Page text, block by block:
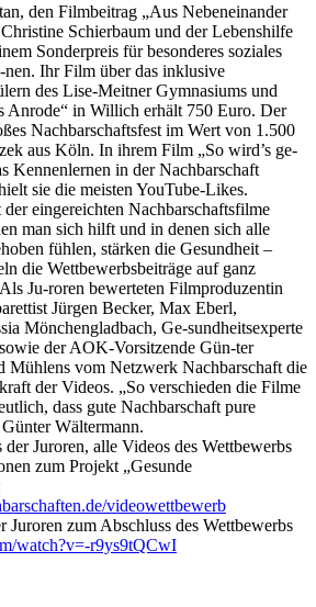
den Filmbeitrag „Aus Nebeneinander
Schierbaum und der Lebenshilfe
Sonderpreis für besonderes soziales
nen. Ihr Film über das inklusive
des Lise-Meitner Gymnasiums und
Anrode“ in Willich erhält 750 Euro. Der
Nachbarschaftsfest im Wert von 1.500
aus Köln. In ihrem Film „So wird’s ge-
Kennenlernen in der Nachbarschaft
sie die meisten YouTube-Likes.
eingereichten Nachbarschaftsfilme
man sich hilft und in denen sich alle
fühlen, stärken die Gesundheit –
die Wettbewerbsbeiträge auf ganz
Ju-roren bewerteten Filmproduzentin
Jürgen Becker, Max Eberl,
Mönchengladbach, Ge-sundheitsexperte
der AOK-Vorsitzende Gün-ter
Mühlens vom Netzwerk Nachbarschaft die
der Videos. „So verschieden die Filme
dass gute Nachbarschaft pure
Wältermann.
Juroren, alle Videos des Wettbewerbs
zum Projekt „Gesunde
videowettbewerb
Juroren zum Abschluss des Wettbewerbs
watch?v=-r9ys9tQCwI